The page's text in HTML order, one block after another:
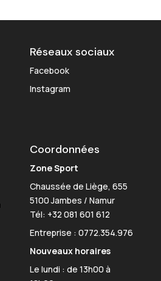
Réseaux sociaux
Facebook
Instagram
Coordonnées
Zone Sport
Chaussée de Liège, 655
5100 Jambes / Namur
Tél: +32 081 601 612
Entreprise : 0772.354.976
Nouveaux horaires
Le lundi : de 13h00 à